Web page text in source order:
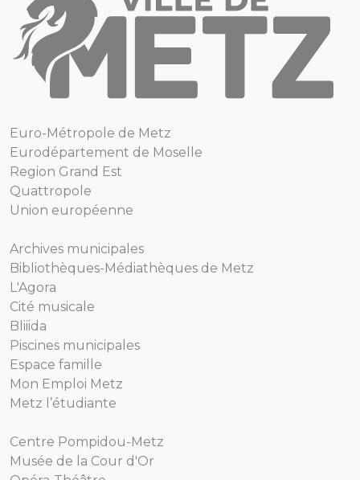
Euro-Métropole de Metz
Eurodépartement de Moselle
Region Grand Est
Quattropole
Union européenne
Archives municipales
Bibliothèques-Médiathèques de Metz
L'Agora
Cité musicale
Bliiida
Piscines municipales
Espace famille
Mon Emploi Metz
Metz l’étudiante
Centre Pompidou-Metz
Musée de la Cour d'Or